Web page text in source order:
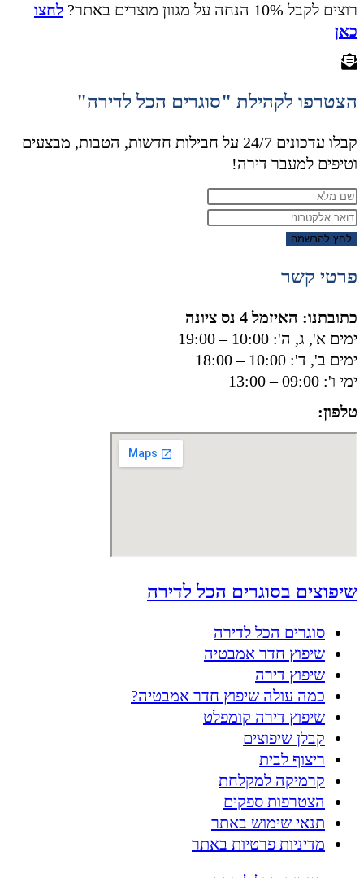
רוצים לקבל 10% הנחה על מגוון מוצרים באתר?
לחצו
כאן
הצטרפו לקהילת "סוגרים הכל לדירה"
קבלו עדכונים 24/7 על חבילות חדשות, הטבות, מבצעים
וטיפים למעבר דירה!
לחץ להרשמה
פרטי קשר
כתובתנו: האיזמל 4 נס ציונה
ימים א', ג, ה': 10:00 – 19:00
ימים ב', ד': 10:00 – 18:00
ימי ו': 09:00 – 13:00
טלפון:
שיפוצים בסוגרים הכל לדירה
סוגרים הכל לדירה
שיפוץ חדר אמבטיה
שיפוץ דירה
כמה עולה שיפוץ חדר אמבטיה?
שיפוץ דירה קומפלט
קבלן שיפוצים
ריצוף לבית
קרמיקה למקלחת
הצטרפות ספקים
תנאי שימוש באתר
מדיניות פרטיות באתר